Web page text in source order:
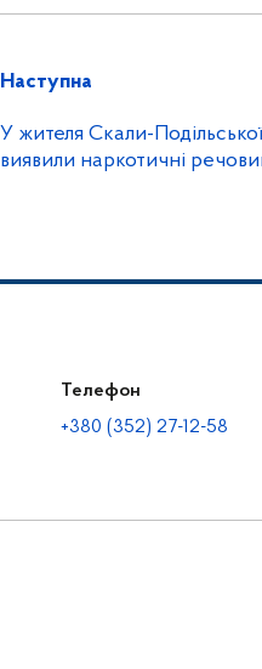
Наступна
У жителя Скали-
виявили наркотичні
Телефон
+380 (352) 27-12-58